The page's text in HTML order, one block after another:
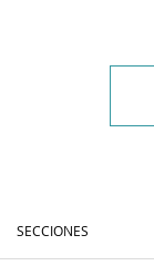
SECCIONES